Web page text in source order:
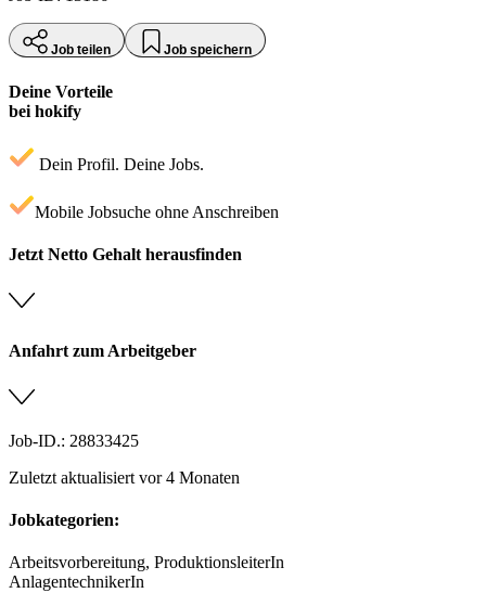
Job teilen Job speichern
Deine Vorteile
bei hokify
Dein Profil. Deine Jobs.
Mobile Jobsuche ohne Anschreiben
Jetzt Netto Gehalt herausfinden
Anfahrt zum Arbeitgeber
Job-ID.: 28833425
Zuletzt aktualisiert vor 4 Monaten
Jobkategorien:
Arbeitsvorbereitung, ProduktionsleiterIn
AnlagentechnikerIn